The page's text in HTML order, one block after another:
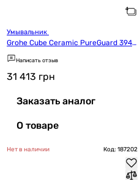
Grohe Cube Ceramic PureGuard 3947
600H
Написать отзыв
31 413 грн
Заказать аналог
О товаре
Нет в наличии Код: 187202